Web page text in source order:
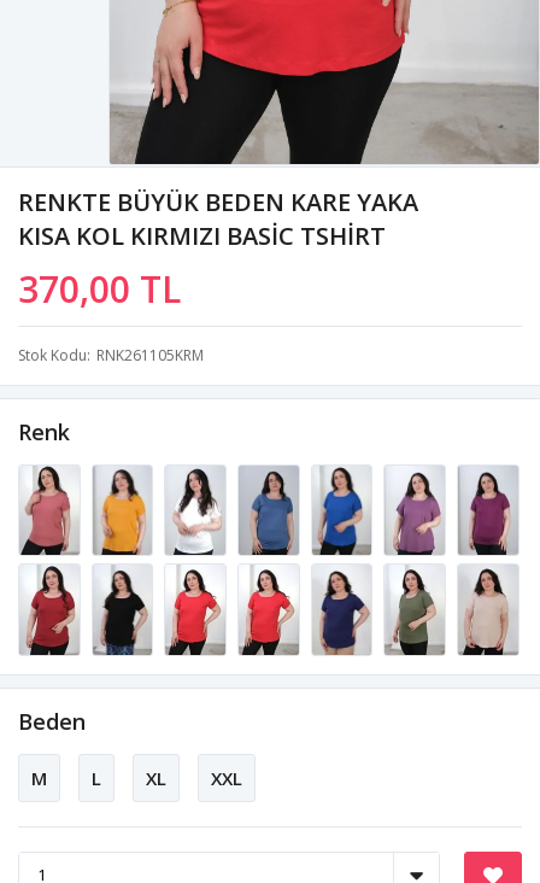
RENKTE BÜYÜK BEDEN KARE YAKA
KISA KOL KIRMIZI BASİC TSHİRT
370,00 TL
Stok Kodu RNK261105KRM
Renk
Beden
M L XL XXL